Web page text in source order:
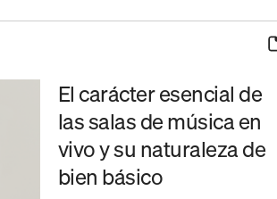
El carácter esencial de
las salas de música en
vivo y su naturaleza de
bien básico